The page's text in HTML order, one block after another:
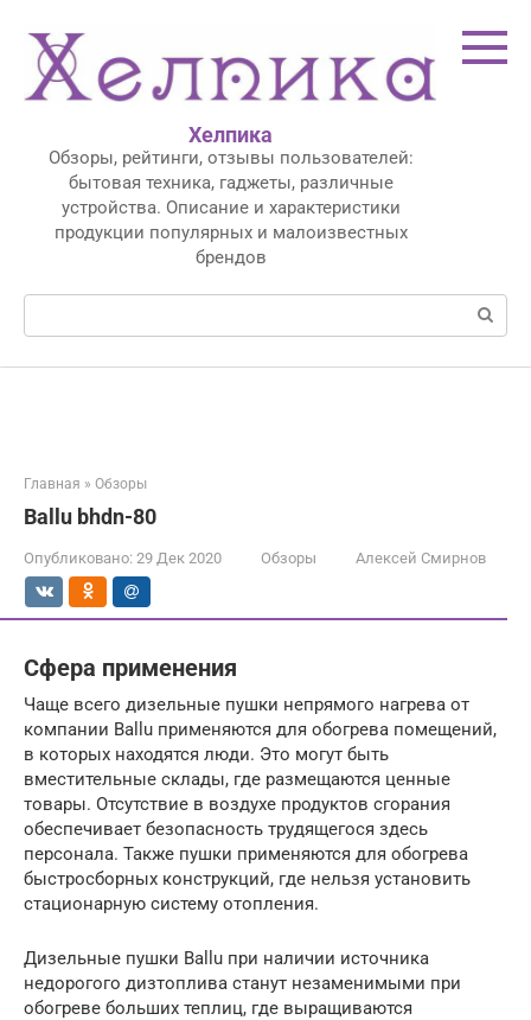
контенту
Хелпика
Обзоры, рейтинги, отзывы пользователей:
бытовая техника, гаджеты, различные
устройства. Описание и характеристики
продукции популярных и малоизвестных
брендов
Поиск:
Главная » Обзоры
Ballu bhdn-80
Опубликовано: 29 Дек 2020 Обзоры Алексей Смирнов
Сфера применения
Чаще всего дизельные пушки непрямого нагрева от
компании Ballu применяются для обогрева помещений,
в которых находятся люди. Это могут быть
вместительные склады, где размещаются ценные
товары. Отсутствие в воздухе продуктов сгорания
обеспечивает безопасность трудящегося здесь
персонала. Также пушки применяются для обогрева
быстросборных конструкций, где нельзя установить
стационарную систему отопления.
Дизельные пушки Ballu при наличии источника
недорогого дизтоплива станут незаменимыми при
обогреве больших теплиц, где выращиваются